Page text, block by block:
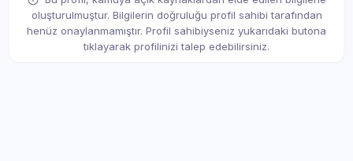
oluşturulmuştur. Bilgilerin doğruluğu profil sahibi tarafından
henüz onaylanmamıştır. Profil sahibiyseniz yukarıdaki butona
tıklayarak profilinizi talep edebilirsiniz.